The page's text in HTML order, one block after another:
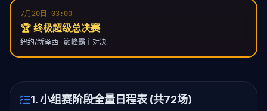
7月20日 03:00
🏆 终极超级总决赛
纽约/新泽西 · 巅峰霸主对决
1. 小组赛阶段全量日程表 (共72场)